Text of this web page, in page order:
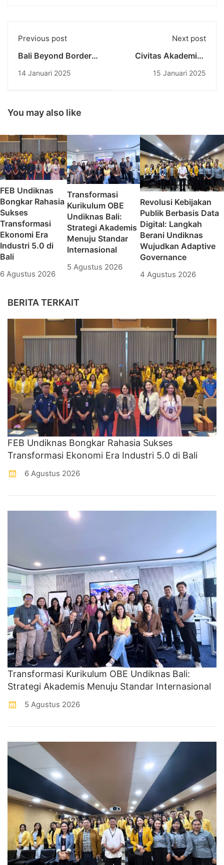
Previous post
Bali Beyond Border
Strategi HR ASEAN
14 Januari 2025
Next post
Civitas Akademika
Persembahyangan
15 Januari 2025
You may also like
FEB Undiknas
Bongkar Rahasia
Sukses
Transformasi
Ekonomi Era
Industri 5.0 di
Bali
6 Agustus 2026
Transformasi
Kurikulum OBE
Undiknas Bali:
Strategi Akademis
Menuju Standar
Internasional
5 Agustus 2026
Revolusi Kebijakan
Publik Berbasis Data
Digital: Langkah
Berani Undiknas
Wujudkan Adaptive
Governance
4 Agustus 2026
BERITA TERKAIT
FEB Undiknas Bongkar Rahasia Sukses
Transformasi Ekonomi Era Industri 5.0 di Bali
6 Agustus 2026
Transformasi Kurikulum OBE Undiknas Bali:
Strategi Akademis Menuju Standar Internasional
5 Agustus 2026